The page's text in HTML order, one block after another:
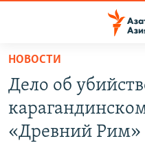
Вернуться
основному
содержанию
Вернутся
ЦЕНТРАЛЬНАЯ АЗИЯ
КЫРГЫЗСТАН
НОВОСТИ
ВОЙНА В УКРАИНЕ
НОВОСТИ
Дело об
«Древний Рим»